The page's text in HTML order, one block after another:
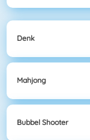
Denk
Mahjong
Bubbel Shooter